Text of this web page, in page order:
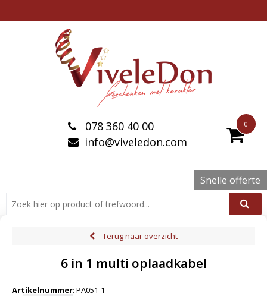
0
078 360 40 00
info@viveledon.com
Snelle offerte
Terug naar overzicht
6 in 1 multi oplaadkabel
Artikelnummer: PA051-1